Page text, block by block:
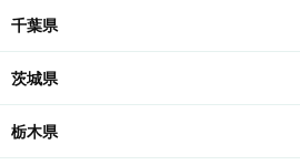
千葉県
茨城県
栃木県